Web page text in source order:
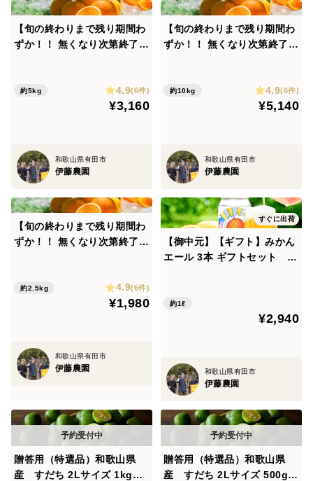
【旬の終わりまで残り期間わ
ずか！！ 無くなり次第終了】
ンジ【家庭用(訳あり)】[5kg]
約5kg 4.9(6件)
¥3,160
和歌山県有田市
伊藤農園
【旬の終わりまで残り期間わ
ずか！！ 無くなり次第終了】
ンジ【家庭用(訳あり)】[10k
約10kg 4.9(6件)
¥5,140
和歌山県有田市
伊藤農園
【旬の終わりまで残り期間わ
ずか！！ 無くなり次第終了】
ンジ【家庭用(訳あり)】[2.5k
約2.5kg 4.9(6件)
¥1,980
和歌山県有田市
伊藤農園
すぐに出荷
【御中元】【ギフト】みかん
エール 3本 ギフトセット ae
約1ℓ
¥2,940
和歌山県有田市
伊藤農園
贈答用（特選品）和歌山県
産 すだち 2Lサイズ 1kg
贈答用（特選品）和歌山県
産 すだち 2Lサイズ 500g